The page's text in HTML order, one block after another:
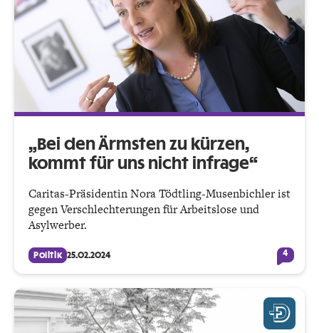
„Bei den Ärmsten zu kürzen,
kommt für uns nicht infrage“
Caritas-Präsidentin Nora Tödtling-Musenbichler ist
gegen Verschlechte­rungen für Arbeitslose und
Asylwerber.
Politik 25.02.2024 4